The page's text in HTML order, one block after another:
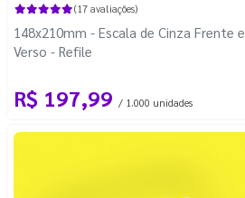
(17 avaliações)
148x210mm - Escala de Cinza Frente e
Verso - Refile
R$ 197,99 / 1.000 unidades